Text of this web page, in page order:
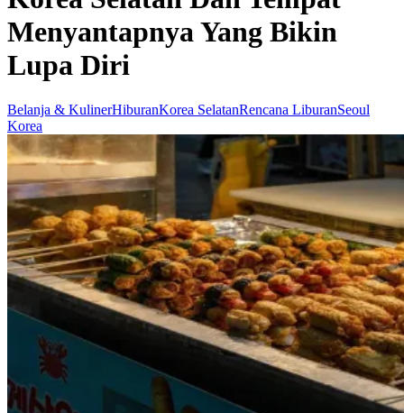
Menyantapnya Yang Bikin
Lupa Diri
Belanja & KulinerHiburanKorea SelatanRencana LiburanSeoul
Korea